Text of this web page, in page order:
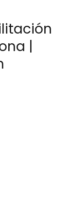
|